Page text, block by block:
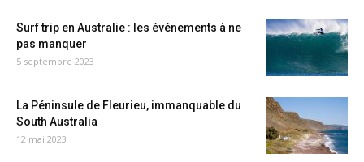
Surf trip en Australie : les événements à ne
pas manquer
5 septembre 2023
La Péninsule de Fleurieu, immanquable du
South Australia
12 mai 2023